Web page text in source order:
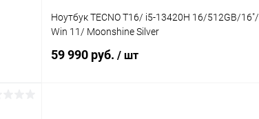
Ноутбук TECNO T16/ i5-13420H 16/512GB/16"/
Win 11/ Moonshine Silver
59 990 руб. / шт